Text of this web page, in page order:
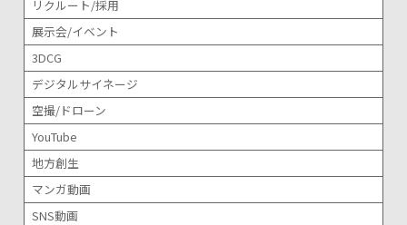
リクルート/採用
展示会/イベント
3DCG
デジタルサイネージ
空撮/ドローン
YouTube
地方創生
マンガ動画
SNS動画